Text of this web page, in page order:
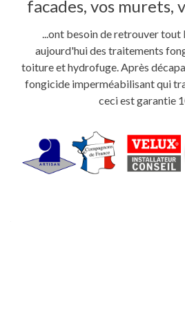
facades, vos murets,
...ont besoin de retrouver tout
aujourd'hui des traitements
toiture et hydrofuge. Après
fongicide imperméabilisant qui
ceci est garantie